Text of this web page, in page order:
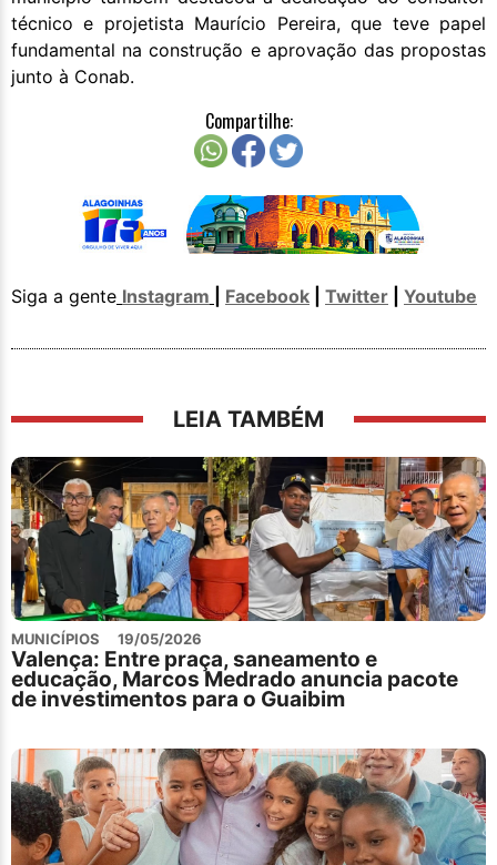
técnico e projetista Maurício Pereira, que teve papel
fundamental na construção e aprovação das propostas
junto à Conab.
Compartilhe:
Siga a gente Instagram Facebook Twitter Youtube
LEIA TAMBÉM
MUNICÍPIOS 19/05/2026
Valença: Entre praça, saneamento e
educação, Marcos Medrado anuncia pacote
de investimentos para o Guaibim